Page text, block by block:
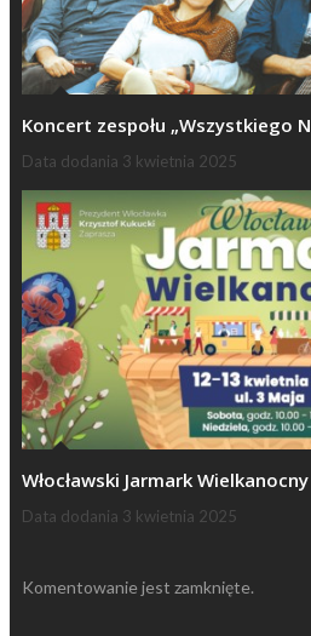
Koncert zespołu „Wszystkiego
Data dodania 3 kwietnia 2025
Włocławski Jarmark Wielkanocny
Data dodania 3 kwietnia 2025
Komentowanie jest zamknięte.